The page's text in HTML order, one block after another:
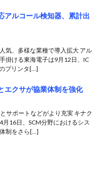
アルコール検知器、累計出
気、多様な業種で導入拡大 アル
掛ける東海電子は9月12日、IC
プリンタ[…]
エクサが協業体制を強化
サポートなどがより充実 キナク
16日、SCM分野におけるシス
制をさら[…]